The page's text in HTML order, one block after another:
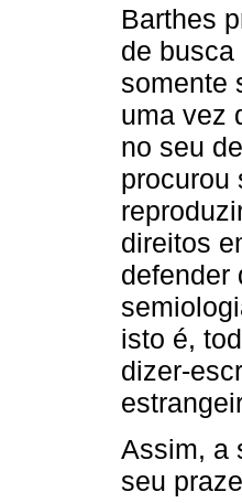
Barthes
de
somente
uma vez
no seu
procurou
direitos
defender
isto é,
dizer-
Assim, a
seu